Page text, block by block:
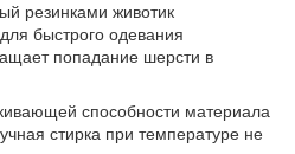
резинками животик
быстрого одевания
попадание шерсти в
способности материала
стирка при температуре не